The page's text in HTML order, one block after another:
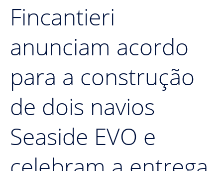
Fincantieri
anunciam acordo
para a construção
de dois navios
Seaside EVO e